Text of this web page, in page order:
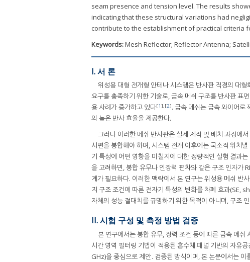
seam presence and tension level. The results
indicating that these structural variations had
contribute to the establishment of practical criteria
Keywords:Mesh Reflector; Reflector Antenna;
I. 서 론
위성용 대형 전개형 안테나 시스템은 반사판 직경의 대
요구를 충족하기 위한 기술로, 금속 메쉬 구조를 반사판 표
용 사례가 증가하고 있다[1],[2]. 금속 메쉬는 금속 와이어로
의 높은 반사 효율을 제공한다.
그러나 이러한 메쉬 반사판은 실제 제작 및 배치 과정에
시편을 봉합해야 하며, 시스템 전개 이후에는 국소적 위치
기 특성에 어떤 영향을 미칠지에 대한 정량적인 실험 결과
을 고려하면, 봉합 유무나 인장력 편차와 같은 구조 인자가
계가 필요하다. 이러한 맥락에서 본 연구는 위성용 메쉬 반
지 구조 조건에 따른 전자기 특성의 변화를 차폐 효과(SE,
자체의 성능 절대치를 규명하기 위한 목적이 아니며, 구조
II. 시험 구성 및 측정 방법 검증
본 연구에서는 봉합 유무, 장력 조건 등에 따른 금속 메
시간 영역 필터링 기법이 적용된 흡수체 패널 기반의 자유
GHz)을 중심으로 제안․검증된 방식이며, 본 논문에서는